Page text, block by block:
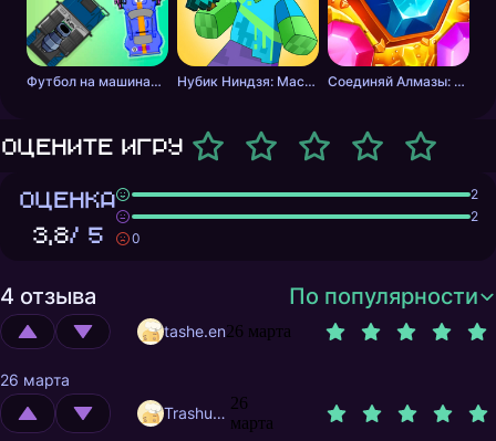
Футбол на машинах с оружием Нубик Ниндзя: Мастер Меча Соединяй Алмазы: Дойди до 10
Оцените игру
ОЦЕНКА
3,8/ 5
2
2
0
4 отзыва По популярности
tashe.en26 марта
26 марта
Trashuser
26
марта